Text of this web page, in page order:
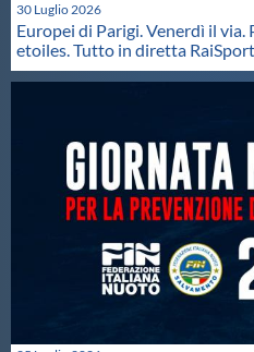
30 Luglio 2026
Europei di Parigi. Venerdì il via.
etoiles. Tutto in diretta RaiSport